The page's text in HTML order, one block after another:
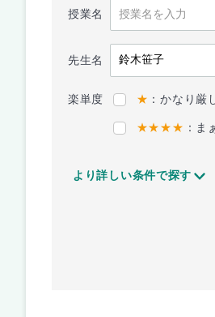
授業名
先生名
楽単度 ★ ：かなり厳
★★★★ ：ま
より詳しい条件で探す